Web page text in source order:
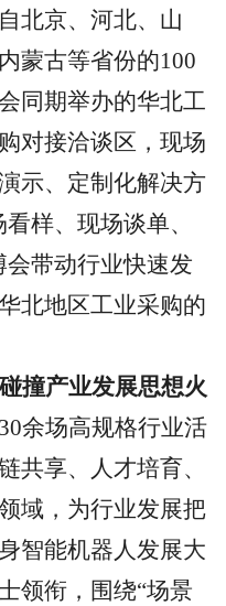
北京、河北、山
蒙古等省份的100
同期举办的华北工
对接洽谈区，现场
示、定制化解决方
样、现场谈单、
带动行业快速发
北地区工业采购的
撞产业发展思想火
30余场高规格行业活
共享、人才培育、
域，为行业发展把
智能机器人发展大
领衔，围绕“场景